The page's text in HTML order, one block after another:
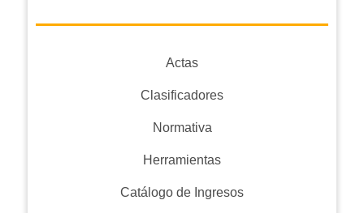
Actas
Clasificadores
Normativa
Herramientas
Catálogo de Ingresos